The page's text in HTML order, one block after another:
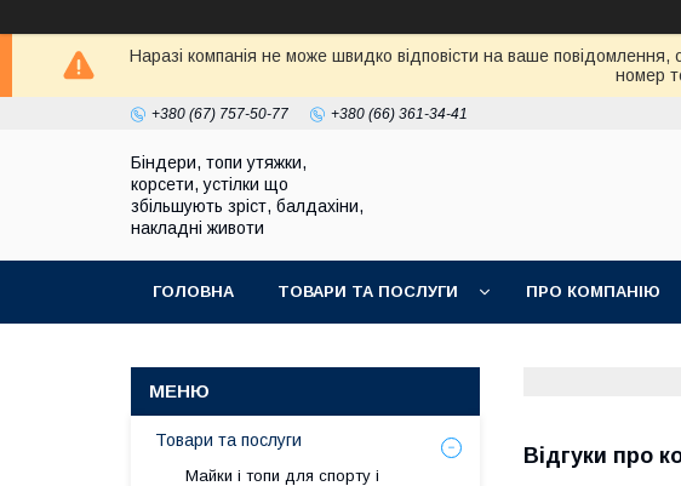
Наразі компанія не може швидко відповісти на ваше повідомлення,
номер
+380 (67) 757-50-77 +380 (66) 361-34-41
Біндери, топи утяжки,
корсети, устілки що
збільшують зріст, балдахіни,
накладні животи
ГОЛОВНА ТОВАРИ ТА ПОСЛУГИ ПРО КОМПАНІЮ
Відгуки про
Товари та послуги
Майки і топи для спорту і